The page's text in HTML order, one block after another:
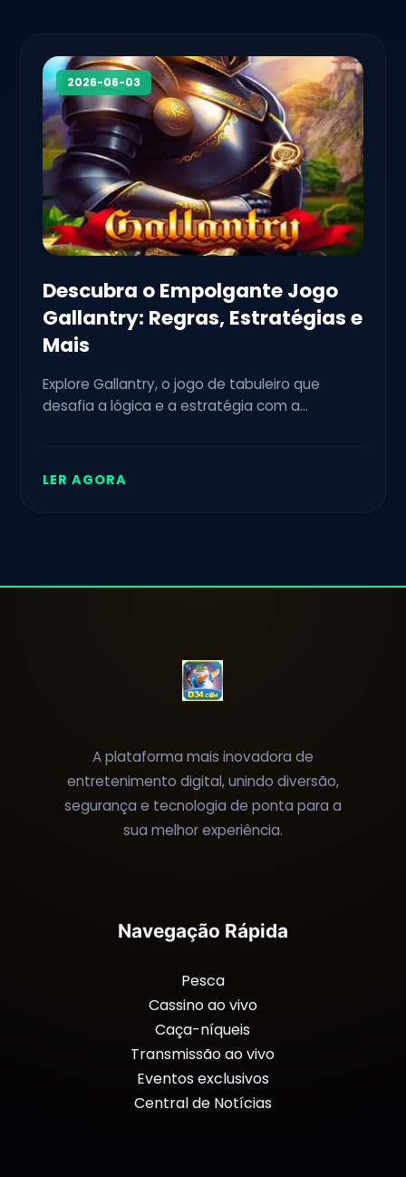
2026-06-03
Descubra o Empolgante Jogo
Gallantry: Regras, Estratégias e
Mais
Explore Gallantry, o jogo de tabuleiro que
desafia a lógica e a estratégia com a
LER AGORA
A plataforma mais inovadora de
entretenimento digital, unindo diversão,
segurança e tecnologia de ponta para a
sua melhor experiência.
Navegação Rápida
Pesca
Cassino ao vivo
Caça-níqueis
Transmissão ao vivo
Eventos exclusivos
Central de Notícias